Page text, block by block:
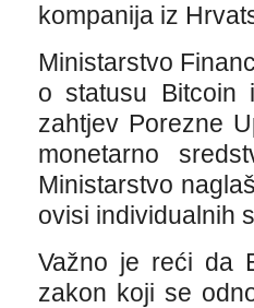
kompanija iz
Ministarstvo
o statusu Bitcoin
zahtjev Porezne
monetarno
Ministarstvo
ovisi individualnih
Važno je reći da
zakon koji se